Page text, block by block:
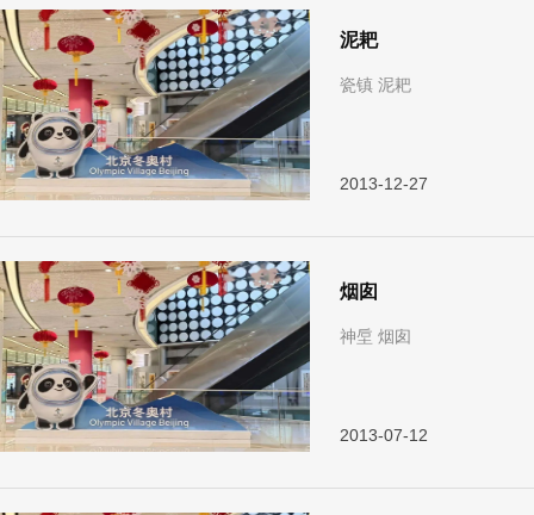
泥耙
瓷镇 泥耙
2013-12-27
烟囱
神垕 烟囱
2013-07-12